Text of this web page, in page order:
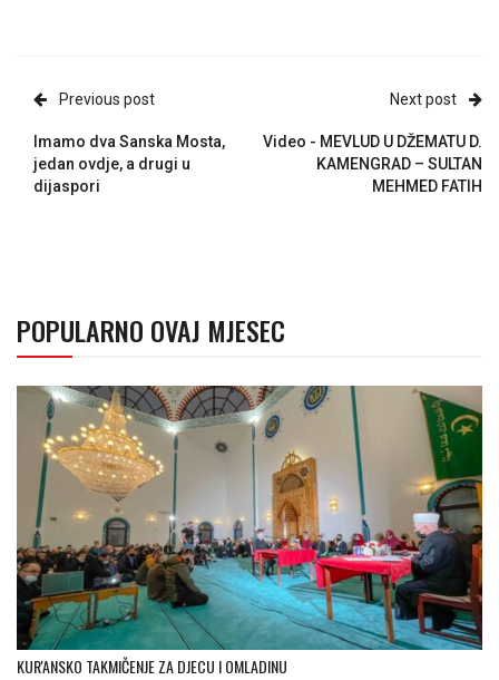
Previous post
Imamo dva Sanska Mosta,
jedan ovdje, a drugi u
dijaspori
Next post
Video - MEVLUD U DŽEMATU D.
KAMENGRAD – SULTAN
MEHMED FATIH
POPULARNO OVAJ MJESEC
KUR'ANSKO TAKMIČENJE ZA DJECU I OMLADINU